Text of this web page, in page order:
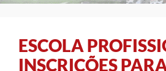
ESCOLA
INSCRIÇÕES